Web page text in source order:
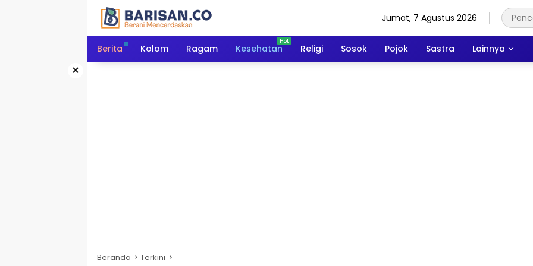
Jumat, 7 Agustus 2026
Berita Kolom Ragam Kesehatan Religi Sosok Pojok Sastra Lainnya
×
Beranda Terkini